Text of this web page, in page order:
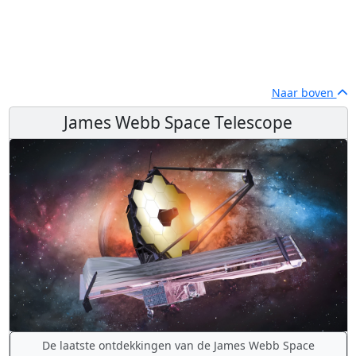
Naar boven
James Webb Space Telescope
De laatste ontdekkingen van de James Webb Space